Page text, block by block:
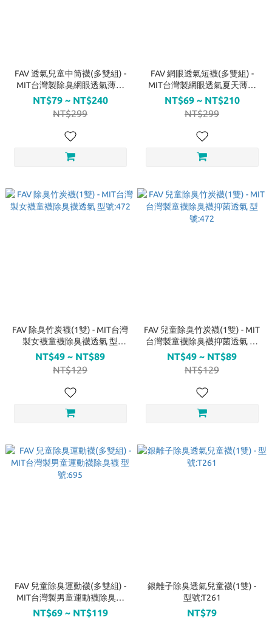
FAV 透氣兒童中筒襪(多雙組) -
MIT台灣製除臭網眼透氣薄款
型號:455
NT$79 ~ NT$240
NT$299
FAV 網眼透氣短襪(多雙組) -
MIT台灣製網眼透氣夏天薄款
型號:455
NT$69 ~ NT$210
NT$299
FAV 除臭竹炭襪(1雙) - MIT台灣
製女襪童襪除臭襪透氣 型
號:472
NT$49 ~ NT$89
NT$129
FAV 兒童除臭竹炭襪(1雙) - MIT
台灣製童襪除臭襪抑菌透氣 型
號:472
NT$49 ~ NT$89
NT$129
FAV 兒童除臭運動襪(多雙組) -
MIT台灣製男童運動襪除臭襪
型號:695
NT$69 ~ NT$119
銀離子除臭透氣兒童襪(1雙) -
型號:T261
NT$79